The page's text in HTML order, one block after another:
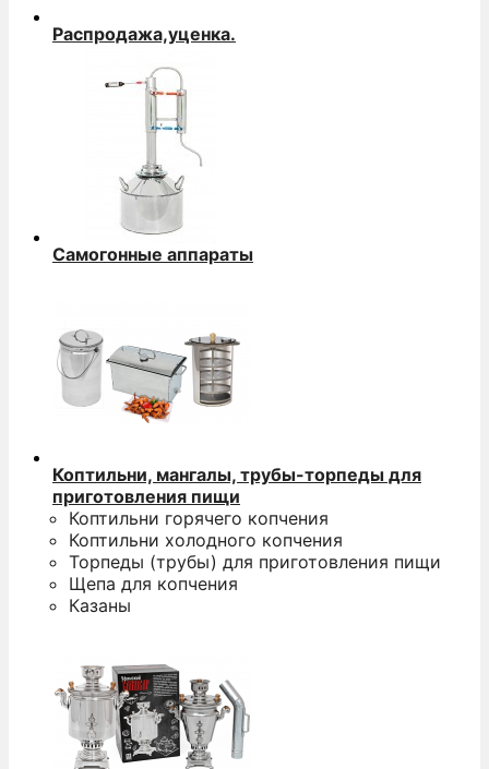
Распродажа,уценка.
Самогонные аппараты
Коптильни, мангалы, трубы-торпеды для
приготовления пищи
Коптильни горячего копчения
Коптильни холодного копчения
Торпеды (трубы) для приготовления пищи
Щепа для копчения
Казаны